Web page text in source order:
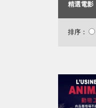
精選電影
排序：